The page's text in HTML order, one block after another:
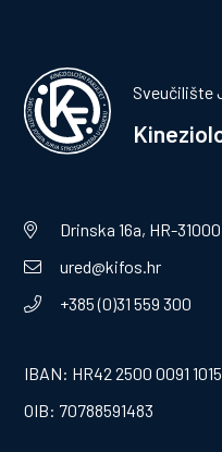
Sveučilište
Drinska 16a, HR-
ured@kifos.hr
+385 (0)31 559 300
IBAN: HR42 2500 0091
OIB: 70788591483